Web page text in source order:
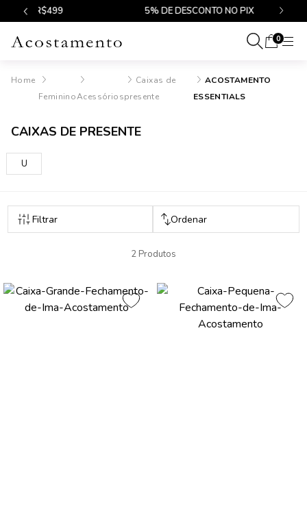
5% DE DESCONTO NO PIX
0
FemininoAcessórios
Caixas de
presente
ACOSTAMENTO
ESSENTIALS
CAIXAS DE PRESENTE
U
2 Produtos